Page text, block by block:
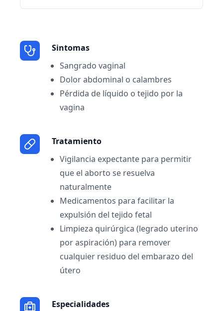
Sintomas
Sangrado vaginal
Dolor abdominal o calambres
Pérdida de líquido o tejido por la
vagina
Tratamiento
Vigilancia expectante para permitir
que el aborto se resuelva
naturalmente
Medicamentos para facilitar la
expulsión del tejido fetal
Limpieza quirúrgica (legrado uterino
por aspiración) para remover
cualquier residuo del embarazo del
útero
Especialidades